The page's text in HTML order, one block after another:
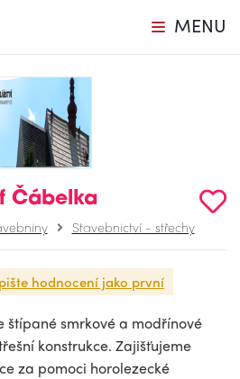
MENU
Čábelka
Stavebnictví - střechy
hodnocení jako první
smrkové a modřínové
konstrukce. Zajišťujeme
za pomoci horolezecké